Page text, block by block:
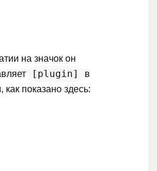
на значок он
[plugin]
в
показано здесь: